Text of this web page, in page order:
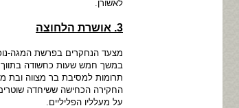
לאשורן.
3. אושרת הלחוצה
מצעד הנחקרים בפרשת המגה-
במשך חמש שעות כחשודה
תרומות למסיבת בר מצווה ובת
החקירה הכחישה ששיחדה
על מעלליו הפליליים.